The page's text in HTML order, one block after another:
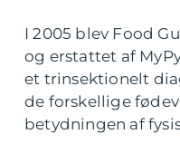
I 2005 blev Food
og erstattet af
et trinsektionelt
de forskellige
betydningen af